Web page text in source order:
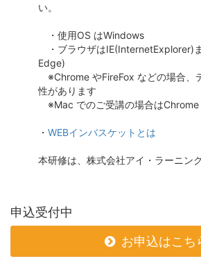
い。
・使用OS はWindows
・ブラウザはIE(InternetExplorer)
Edge)
※Chrome やFireFox などの場合、
性があります
※Mac でのご受講の場合はChrome
・ WEBインバスケットとは
本研修は、株式会社アイ・ラーニン
申込受付中
お申込はこち